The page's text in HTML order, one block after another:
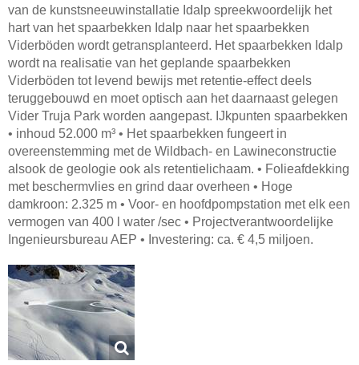
van de kunstsneeuwinstallatie Idalp spreekwoordelijk het
hart van het spaarbekken Idalp naar het spaarbekken
Viderböden wordt getransplanteerd. Het spaarbekken Idalp
wordt na realisatie van het geplande spaarbekken
Viderböden tot levend bewijs met retentie-effect deels
teruggebouwd en moet optisch aan het daarnaast gelegen
Vider Truja Park worden aangepast. IJkpunten spaarbekken
• inhoud 52.000 m³ • Het spaarbekken fungeert in
overeenstemming met de Wildbach- en Lawineconstructie
alsook de geologie ook als retentielichaam. • Folieafdekking
met beschermvlies en grind daar overheen • Hoge
damkroon: 2.325 m • Voor- en hoofdpompstation met elk een
vermogen van 400 l water /sec • Projectverantwoordelijke
Ingenieursbureau AEP • Investering: ca. € 4,5 miljoen.